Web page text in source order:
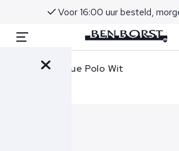
Voor 16:00 uur besteld,
Butcher of Blue Polo Wit